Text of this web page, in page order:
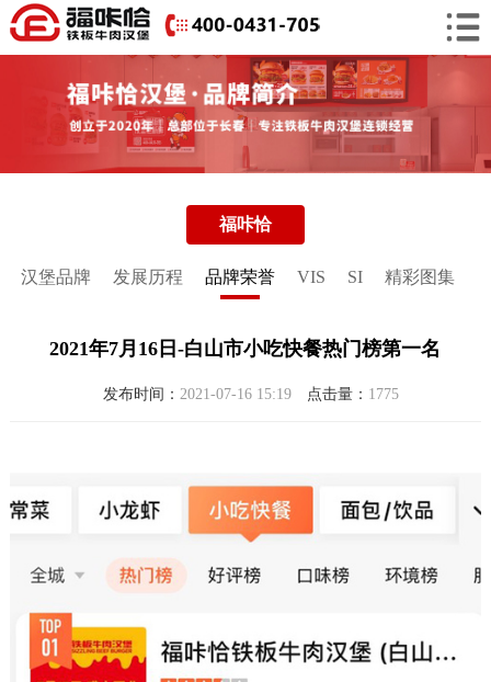
福咔恰
汉堡品牌 发展历程 品牌荣誉 VIS SI 精彩图集
2021年7月16日-白山市小吃快餐热门榜第一名
发布时间： 2021-07-16 15:19 点击量： 1775